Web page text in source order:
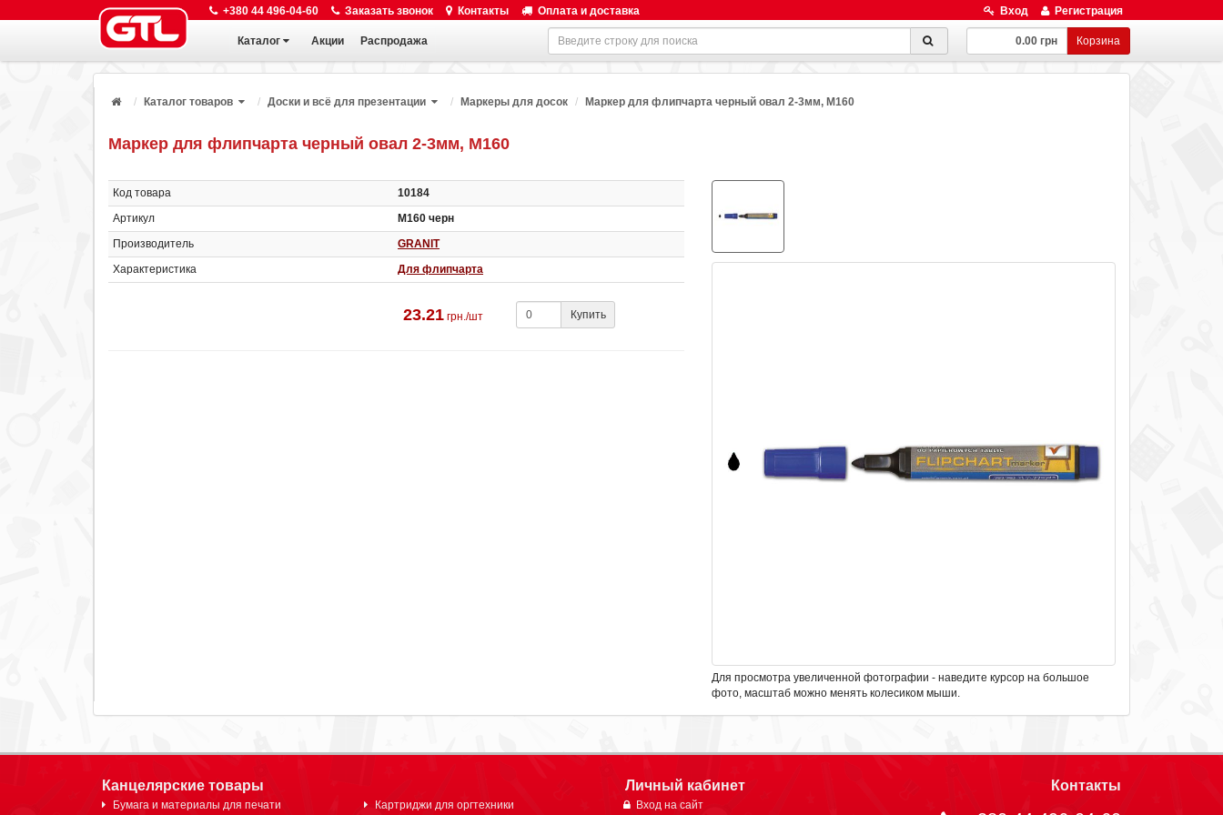
+380 44 496-04-60 Заказать звонок Контакты Оплата и доставка Вход Регистрация
Каталог Акции Распродажа 0.00 грн Корзина
Каталог товаров Доски и всё для презентации Маркеры для досок Маркер для флипчарта черный овал 2-3мм, М160
Маркер для флипчарта черный овал 2-3мм, М160
Код товара
10184
Артикул
М160 черн
Производитель
GRANIT
Характеристика
Для флипчарта
23.21 грн./шт Купить
Для просмотра увеличенной фотографии - наведите курсор на большое
фото, масштаб можно менять колесиком мыши.
Канцелярские товары
Бумага и материалы для печати
Картриджи для оргтехники
Личный кабинет
Вход на сайт
Контакты